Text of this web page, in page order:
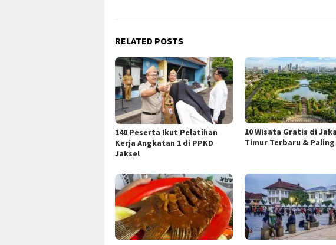
RELATED POSTS
140 Peserta Ikut Pelatihan
Kerja Angkatan 1 di PPKD
Jaksel
10 Wisata Gratis di
Timur Terbaru &